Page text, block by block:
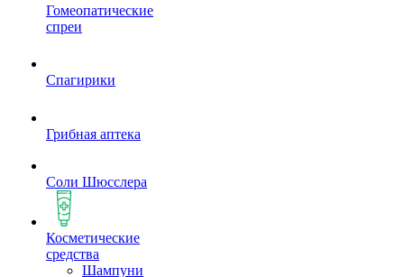
Гомеопатические
спреи
Спагирики
Грибная аптека
Соли Шюсслера
Косметические
средства
Шампуни